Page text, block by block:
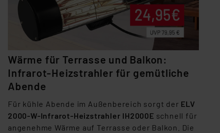
Wärme für Terrasse und Balkon:
Infrarot-Heizstrahler für gemütliche
Abende
Für kühle Abende im Außenbereich sorgt der ELV
2000-W-Infrarot-Heizstrahler IH2000E schnell für
angenehme Wärme auf Terrasse oder Balkon. Die